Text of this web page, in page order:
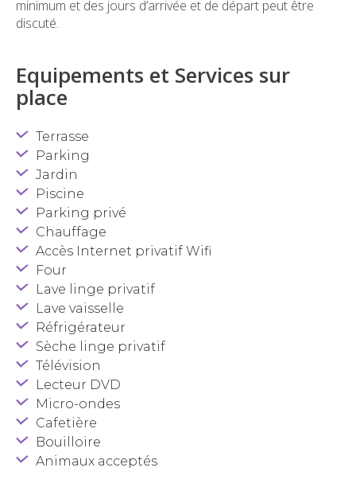
minimum et des jours d’arrivée et de départ peut être
discuté.
Equipements et Services sur
place
Terrasse
Parking
Jardin
Piscine
Parking privé
Chauffage
Accès Internet privatif Wifi
Four
Lave linge privatif
Lave vaisselle
Réfrigérateur
Sèche linge privatif
Télévision
Lecteur DVD
Micro-ondes
Cafetière
Bouilloire
Animaux acceptés